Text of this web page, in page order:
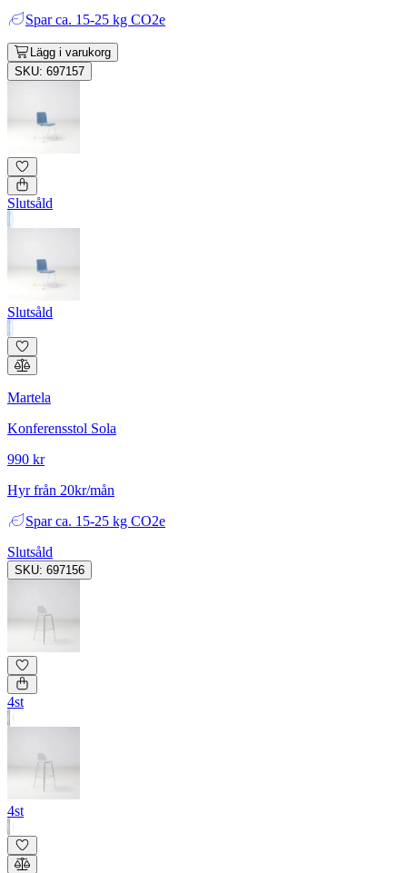
Spar ca. 15-25 kg CO2e
Lägg i varukorg
SKU: 697157
Slutsåld
Slutsåld
Martela
Konferensstol Sola
990 kr
Hyr från 20kr/mån
Spar ca. 15-25 kg CO2e
Slutsåld
SKU: 697156
4st
4st